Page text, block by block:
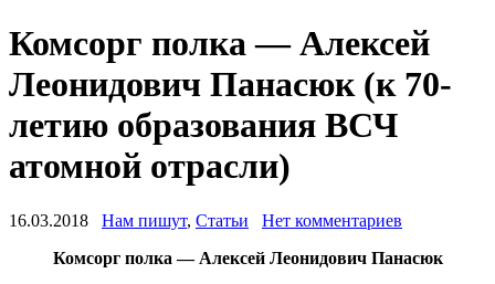
Комсорг полка — Алексей
Леонидович Панасюк (к 70-
летию образования ВСЧ
атомной отрасли)
16.03.2018 Нам пишут, Статьи
Нет комментариев
Комсорг полка — Алексей Леонидович Панасюк